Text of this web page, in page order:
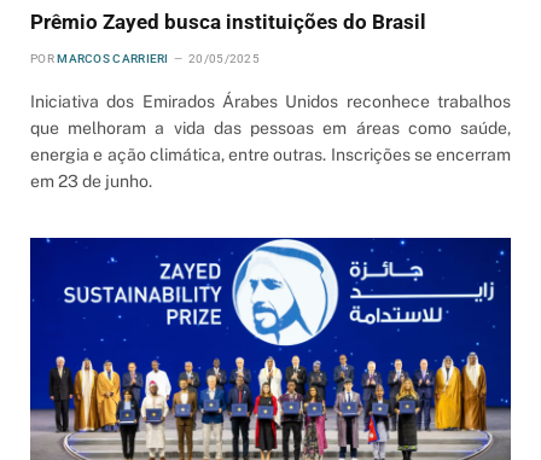
Prêmio Zayed busca instituições do Brasil
POR MARCOS CARRIERI 20/05/2025
Iniciativa dos Emirados Árabes Unidos reconhece trabalhos
que melhoram a vida das pessoas em áreas como saúde,
energia e ação climática, entre outras. Inscrições se encerram
em 23 de junho.